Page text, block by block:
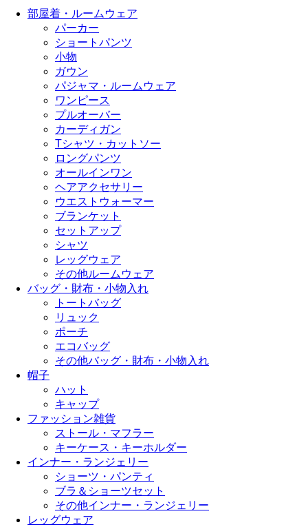
部屋着・ルームウェア
パーカー
ショートパンツ
小物
ガウン
パジャマ・ルームウェア
ワンピース
プルオーバー
カーディガン
Tシャツ・カットソー
ロングパンツ
オールインワン
ヘアアクセサリー
ウエストウォーマー
ブランケット
セットアップ
シャツ
レッグウェア
その他ルームウェア
バッグ・財布・小物入れ
トートバッグ
リュック
ポーチ
エコバッグ
その他バッグ・財布・小物入れ
帽子
ハット
キャップ
ファッション雑貨
ストール・マフラー
キーケース・キーホルダー
インナー・ランジェリー
ショーツ・パンティ
ブラ＆ショーツセット
その他インナー・ランジェリー
レッグウェア